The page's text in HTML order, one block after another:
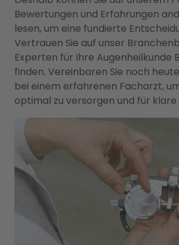
Bewertungen und Erfahrungen
lesen, um eine fundierte
Vertrauen Sie auf unser
Experten für Ihre Augenheilkunde
finden. Vereinbaren Sie noch
bei einem erfahrenen Facharzt,
optimal zu versorgen und für klare